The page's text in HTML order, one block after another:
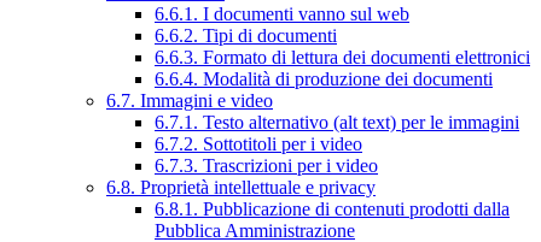
6.6.1. I documenti vanno sul web
6.6.2. Tipi di documenti
6.6.3. Formato di lettura dei documenti elettronici
6.6.4. Modalità di produzione dei documenti
6.7. Immagini e video
6.7.1. Testo alternativo (alt text) per le immagini
6.7.2. Sottotitoli per i video
6.7.3. Trascrizioni per i video
6.8. Proprietà intellettuale e privacy
6.8.1. Pubblicazione di contenuti prodotti dalla
Pubblica Amministrazione